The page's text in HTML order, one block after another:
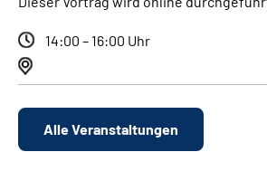
14:00 – 16:00 Uhr
Alle Veranstaltungen